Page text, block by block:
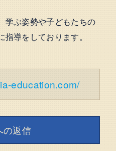
学ぶ姿勢や子どもたちの
導をしております。
education.com/
の返信